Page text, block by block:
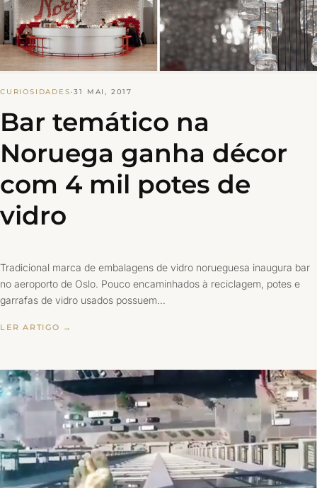
CURIOSIDADES·31 MAI, 2017
Bar temático na
Noruega ganha décor
com 4 mil potes de
vidro
Tradicional marca de embalagens de vidro norueguesa inaugura bar
no aeroporto de Oslo. Pouco encaminhados à reciclagem, potes e
garrafas de vidro usados possuem…
LER ARTIGO →